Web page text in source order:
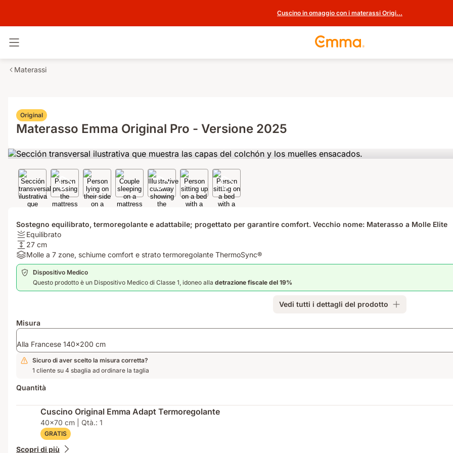
Cuscino in omaggio con i materassi Origi...
Materassi
Original
Materasso Emma Original Pro - Versione 2025
Sostegno equilibrato, termoregolante e adattabile; progettato per garantire comfort. Vecchio nome: Materasso a Molle Elite
Rigidità:
Equilibrato
Equilibrato
Altezza:
27
cm
27 cm
Materiali:
Molle
e
termoregolante
ThermoSync®
Molle a 7 zone, schiume comfort e strato termoregolante ThermoSync®
Dispositivo Medico
Questo prodotto è un Dispositivo Medico di Classe 1, idoneo alla detrazione fiscale del 19%
Vedi tutti i dettagli del prodotto
Misura
Alla Francese 140x200 cm
Sicuro di aver scelto la misura corretta?
1 cliente su 4 sbaglia ad ordinare la taglia
Quantità
Cuscino Original Emma Adapt Termoregolante
40x70 cm | Qtà.: 1
GRATIS
Scopri di più